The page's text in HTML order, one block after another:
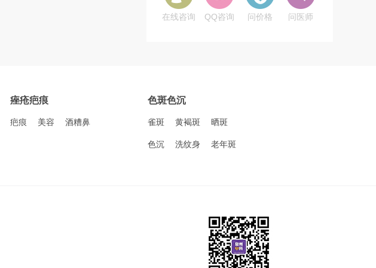
在线咨询 QQ咨询 问价格 问医师
痤疮疤痕
疤痕 美容 酒糟鼻
色斑色沉
雀斑 黄褐斑 晒斑
色沉 洗纹身 老年斑